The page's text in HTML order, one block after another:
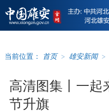
当前位置： 首页 > 雄安新闻 >
高清图集丨一起
节升旗